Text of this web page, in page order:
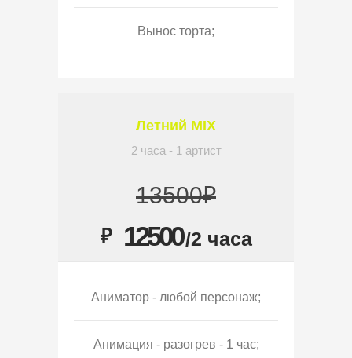
Вынос торта;
Летний MIX
2 часа - 1 артист
13500₽
₽ 12500/2 часа
Аниматор - любой персонаж;
Анимация - разогрев - 1 час;